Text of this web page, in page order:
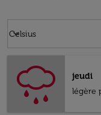
Celsius
keyboard_arrow_down
jeudi
légère